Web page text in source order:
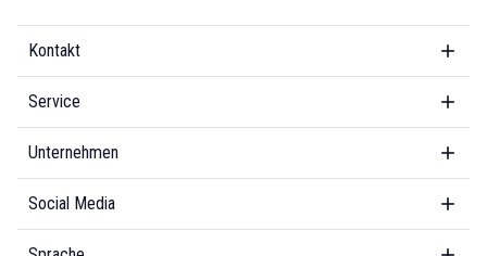
Kontakt
Service
Unternehmen
Social Media